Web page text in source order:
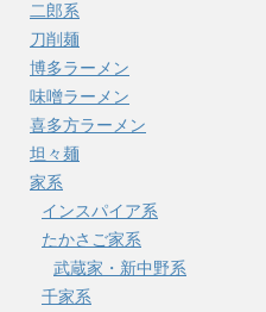
二郎系
刀削麺
博多ラーメン
味噌ラーメン
喜多方ラーメン
坦々麺
家系
インスパイア系
たかさご家系
武蔵家・新中野系
千家系